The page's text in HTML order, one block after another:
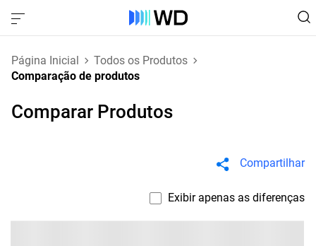
Página Inicial
Todos os Produtos
Comparação de produtos
Comparar Produtos
Compartilhar
Exibir apenas as diferenças